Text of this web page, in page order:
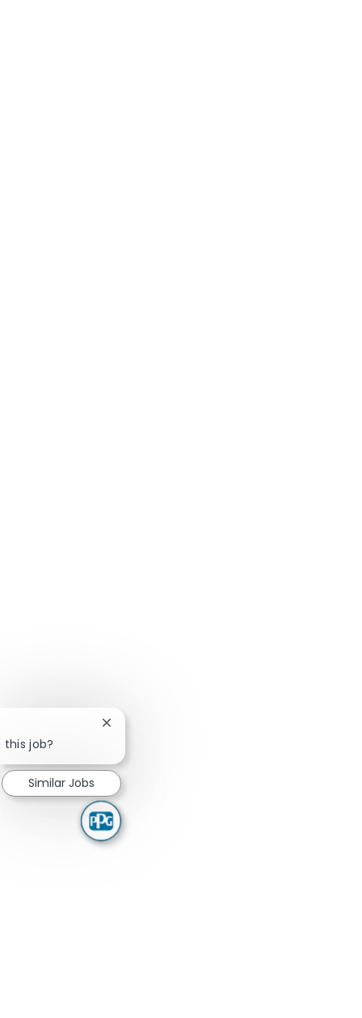
job?
Close chatbot notification
Similar Jobs